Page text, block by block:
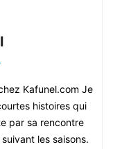
Kafunel.com Je
histoires qui
par sa rencontre
les saisons.